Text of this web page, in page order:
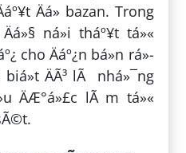
Äá» bazan. Trong
ná»i tháº¥t tá»«
cho Äáº¿n bá»n rá»­
biá»t ÄÃ³ lÃ nhá»¯ng
ÄÆ°á»£c lÃ m tá»«